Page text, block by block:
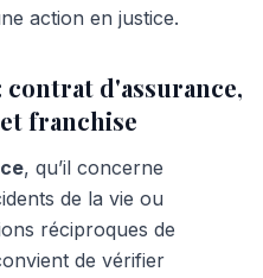
action en justice.
d'assurance,
franchise
, qu’il concerne
de la vie ou
réciproques de
de vérifier